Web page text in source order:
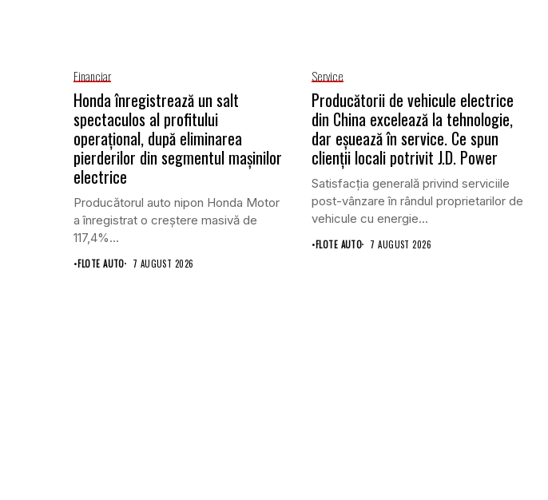
Financiar
Honda înregistrează un salt
spectaculos al profitului
operațional, după eliminarea
pierderilor din segmentul mașinilor
electrice
Producătorul auto nipon Honda Motor
a înregistrat o creștere masivă de
117,4%...
•FLOTE AUTO 7 AUGUST 2026
Service
Producătorii de vehicule electrice
din China excelează la tehnologie,
dar eșuează în service. Ce spun
clienții locali potrivit J.D. Power
Satisfacția generală privind serviciile
post-vânzare în rândul proprietarilor de
vehicule cu energie...
•FLOTE AUTO 7 AUGUST 2026